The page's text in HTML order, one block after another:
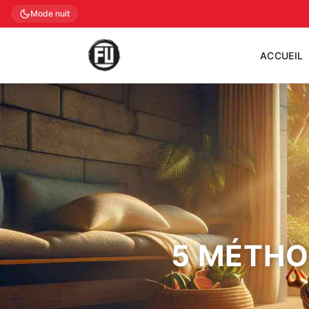
Mode nuit
ACCUEIL
5